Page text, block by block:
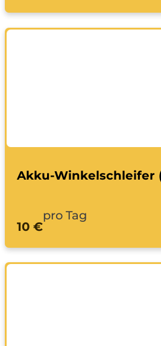
Akku-Winkelschleifer
10 €
pro Tag